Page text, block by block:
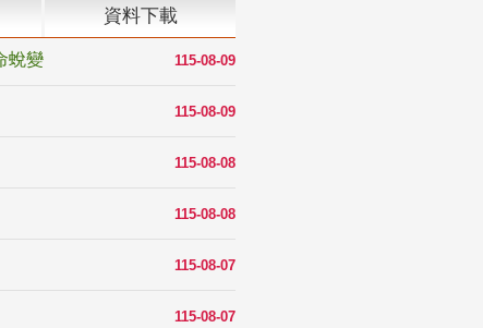
資料下載
115-08-09
蛻變
115-08-09
115-08-08
115-08-08
115-08-07
115-08-07